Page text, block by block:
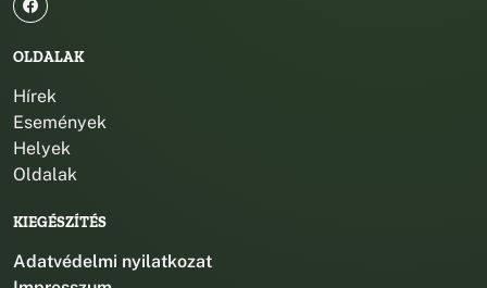
OLDALAK
Hírek
Események
Helyek
Oldalak
KIEGÉSZÍTÉS
Adatvédelmi nyilatkozat